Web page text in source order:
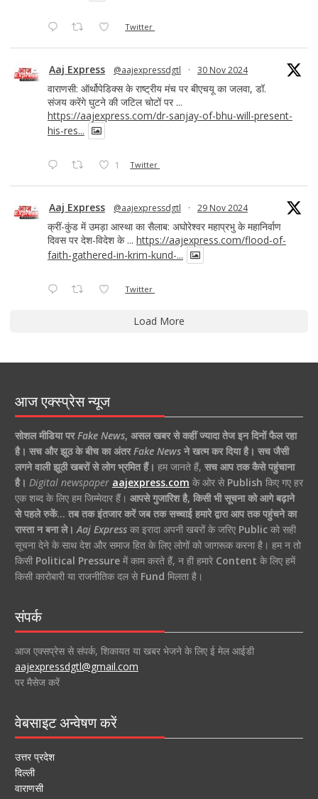
Twitter
Aaj Express @aajexpressdgtl · 30 Nov 2024
वाराणसी: ऑर्थोपेडिक्स के राष्ट्रीय मंच पर बीएचयू का जलवा, डॉ.
संजय करेंगे घुटने की जटिल चोटों पर ...
https://aajexpress.com/dr-sanjay-of-bhu-will-present-
his-res...
1 Twitter
Aaj Express @aajexpressdgtl · 29 Nov 2024
क्रीं-कुंड में उमड़ा आस्था का सैलाब: अघोरेश्वर महाप्रभु के महानिर्वाण
दिवस पर देश-विदेश के ... https://aajexpress.com/flood-of-
faith-gathered-in-krim-kund-...
Twitter
Load More
आज एक्स्प्रेस न्यूज
सोशल मीडिया परFake News, असल खबर से कहीं ज्यादा तेज इन दिनों फैल रहा
है। सच और झूठ के बीच का अंतरFake Newsने खत्म कर दिया है। सच जैसी
लगने वाली झूठी खबरों से लोग भ्रमित हैं। हम जानते हैं, सच आप तक कैसे पहुंचाना
है। Digital newspaper aajexpress.com के ओर से Publish किए गए हर
एक शब्द के लिए हम जिम्मेदार हैं। आपसे गुजारिश है, किसी भी सूचना को आगे बढ़ाने
से पहले रुकें… तब तक इंतजार करें जब तक सच्चाई हमारे द्वारा आप तक पहुंचने का
रास्ता न बना ले। Aaj Expressका इरादा अपनी खबरों के जरिए Publicको सही
सूचना देने के साथ देश और समाज हित के लिए लोगों को जागरूक करना है। हम न तो
किसी Political Pressureमें काम करते हैं, न ही हमारे Content के लिए हमें
किसी कारोबारी या राजनीतिक दल से Fund मिलता है।
संपर्क
आज एक्सप्रेस से संपर्क, शिकायत या खबर भेजने के लिए ई मेल आईडी
aajexpressdgtl@gmail.com
पर मैसेज करें
वेबसाइट अन्वेषण करें
उत्तर प्रदेश
दिल्ली
वाराणसी